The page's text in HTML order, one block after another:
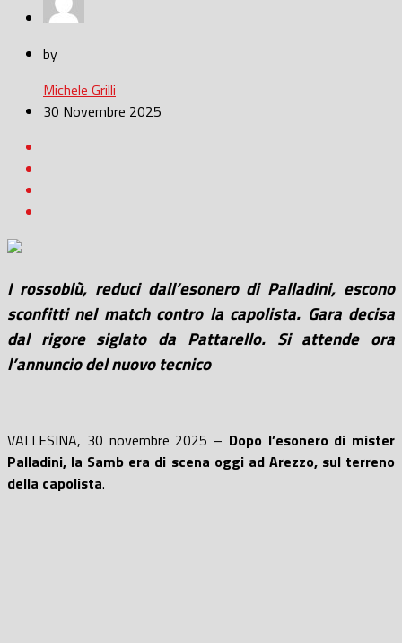
by
Michele Grilli
30 Novembre 2025
I rossoblù, reduci dall’esonero di Palladini, escono
sconfitti nel match contro la capolista. Gara decisa
dal rigore siglato da Pattarello. Si attende ora
l’annuncio del nuovo tecnico
VALLESINA, 30 novembre 2025 – Dopo l’esonero di mister
Palladini, la Samb era di scena oggi ad Arezzo, sul terreno
della capolista.